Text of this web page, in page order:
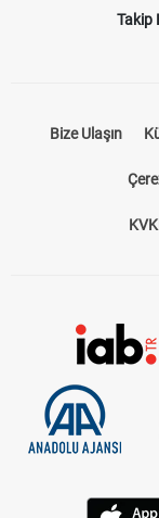
Takip
Bize Ulaşın